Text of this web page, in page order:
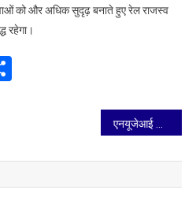
को और अधिक सुदृढ़ बनाते हुए रेल राजस्व
रहेगा।
Share